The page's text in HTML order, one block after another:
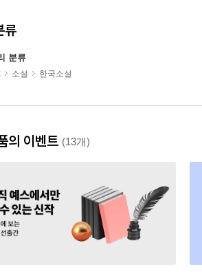
류
분류
소설 한국소설
의 이벤트 (13개)